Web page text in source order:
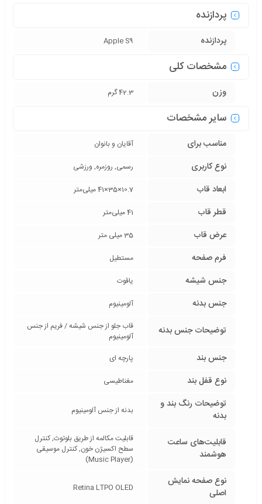
پردازنده
پردازنده Apple S9
مشخصات کلی
وزن 42.3 گرم
سایر مشخصات
مناسب برای آقایان و بانوان
نوع کاربری رسمی, روزمره, ورزشی
ابعاد قاب 10.7×35×41 میلی‌متر
قطر قاب 41 میلی‌متر
عرض قاب 35 میلی متر
فرم صفحه مستطیل
جنس شیشه یاقوت
جنس بدنه آلومینیوم
توضیحات جنس بدنه
قاب جلو از جنس شیشه / فریم از جنس
آلومینیوم
جنس بند پارچه ای
نوع قفل بند مغناطیسی
توضیحات رنگ بند و
بدنه
بدنه از جنس آلومینیوم
قابلیت‌های ساعت
هوشمند
قابلیت مکالمه از طریق بلوتوث, کنترل
سطح اکسیژن خون, کنترل موسیقی
(Music Player)
نوع صفحه نمایش
اصلی
Retina LTPO OLED